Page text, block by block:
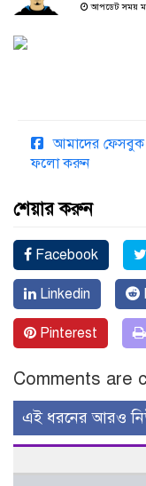
আপডেট সময়
আমাদের ফেসবুক
ফলো করুন
শেয়ার করুন
Facebook
Linkedin
Pinterest
Comments are
এই ধরনের আরও